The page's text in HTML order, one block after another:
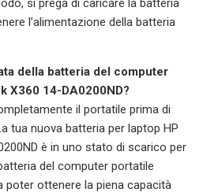
si prega di caricare la batteria
l’alimentazione della batteria
della batteria del computer
X360 14-DA0200ND?
il portatile prima di
tua nuova batteria per laptop HP
è in uno stato di scarico per
del computer portatile
poter ottenere la piena capacità